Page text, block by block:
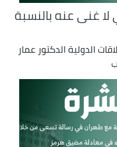
غنى عنه بالنسبة
الدولية الدكتور عمار